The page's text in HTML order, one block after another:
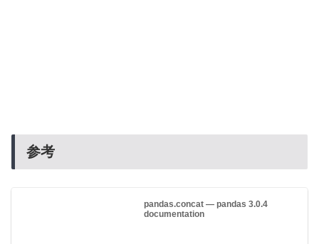
参考
pandas.concat — pandas 3.0.4
documentation